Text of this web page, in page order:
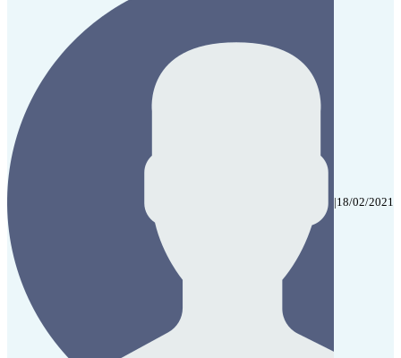
|18/02/2021